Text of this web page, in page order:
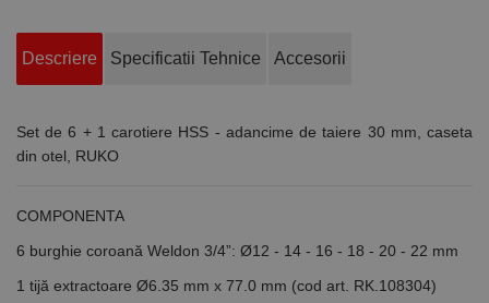
Descriere Specificatii Tehnice Accesorii
Set de 6 + 1 carotiere HSS - adancime de taiere 30 mm, caseta
din otel, RUKO
COMPONENTA
6 burghie coroană Weldon 3/4”: Ø12 - 14 - 16 - 18 - 20 - 22 mm
1 tijă extractoare Ø6.35 mm x 77.0 mm (cod art. RK.108304)